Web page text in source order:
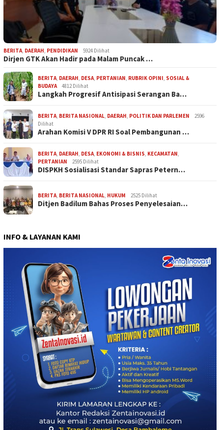
BERITA DAERAH PENDIDIKAN 5924 Dilihat
Dirjen GTK Akan Hadir pada Malam Puncak …
BERITA DAERAH DESA PERTANIAN RUBRIK OPINI SOSIAL &
BUDAYA
4812 Dilihat
Langkah Progresif Antisipasi Serangan Ba…
BERITA BERITA NASIONAL DAERAH POLITIK DAN PARLEMEN
2596
Dilihat
Arahan Komisi V DPR RI Soal Pembangunan …
BERITA DAERAH DESA EKONOMI & BISNIS KECAMATAN
PERTANIAN
2595 Dilihat
DISPKH Sosialisasi Standar Sapras Petern…
BERITA BERITA NASIONAL HUKUM 2525 Dilihat
Ditjen Badilum Bahas Proses Penyelesaian…
INFO & LAYANAN KAMI